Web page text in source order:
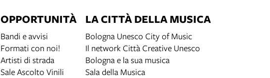
OPPORTUNITÀ
Bandi e avvisi
Formati con noi!
Artisti di strada
Sale Ascolto Vinili
LA CITTÀ DELLA MUSICA
Bologna Unesco City of Music
Il network Città Creative Unesco
Bologna e la sua musica
Sala della Musica